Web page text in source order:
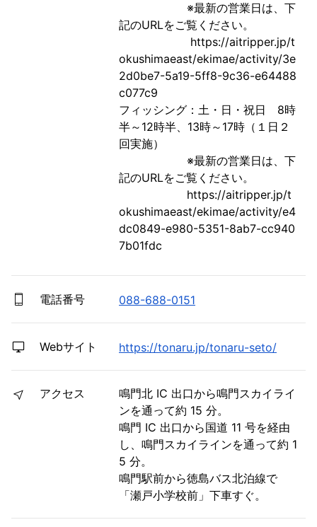
※最新の営業日は、下
記のURLをご覧ください。
https://aitripper.jp/t
okushimaeast/ekimae/activity/3e
2d0be7-5a19-5ff8-9c36-e64488
c077c9
フィッシング：土・日・祝日　8時
半～12時半、13時～17時（１日２
回実施）
※最新の営業日は、下
記のURLをご覧ください。
https://aitripper.jp/t
okushimaeast/ekimae/activity/e4
dc0849-e980-5351-8ab7-cc940
7b01fdc
電話番号 088-688-0151
Webサイト https://tonaru.jp/tonaru-seto/
アクセス
鳴門北 IC 出口から鳴門スカイライ
ンを通って約 15 分。
鳴門 IC 出口から国道 11 号を経由
し、鳴門スカイラインを通って約 1
5 分。
鳴門駅前から徳島バス北泊線で
「瀬戸小学校前」下車すぐ。